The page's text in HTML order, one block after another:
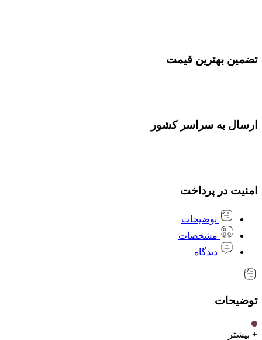
تضمین بهترین قیمت
ارسال به سراسر کشور
امنیت در پرداخت
توضیحات
مشخصات
دیدگاه
توضیحات
+ بیشتر